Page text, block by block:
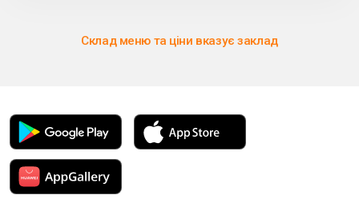
Склад меню та ціни вказує заклад